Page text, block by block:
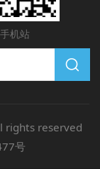
手机站
rights reserved
号